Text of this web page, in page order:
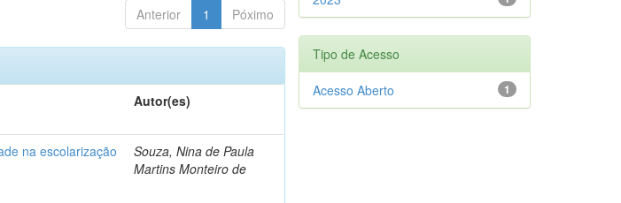
Anterior 1 Póximo
Autor(es)
na escolarização
Souza, Nina de Paula
Martins Monteiro de
Tipo de Acesso
1
Acesso Aberto